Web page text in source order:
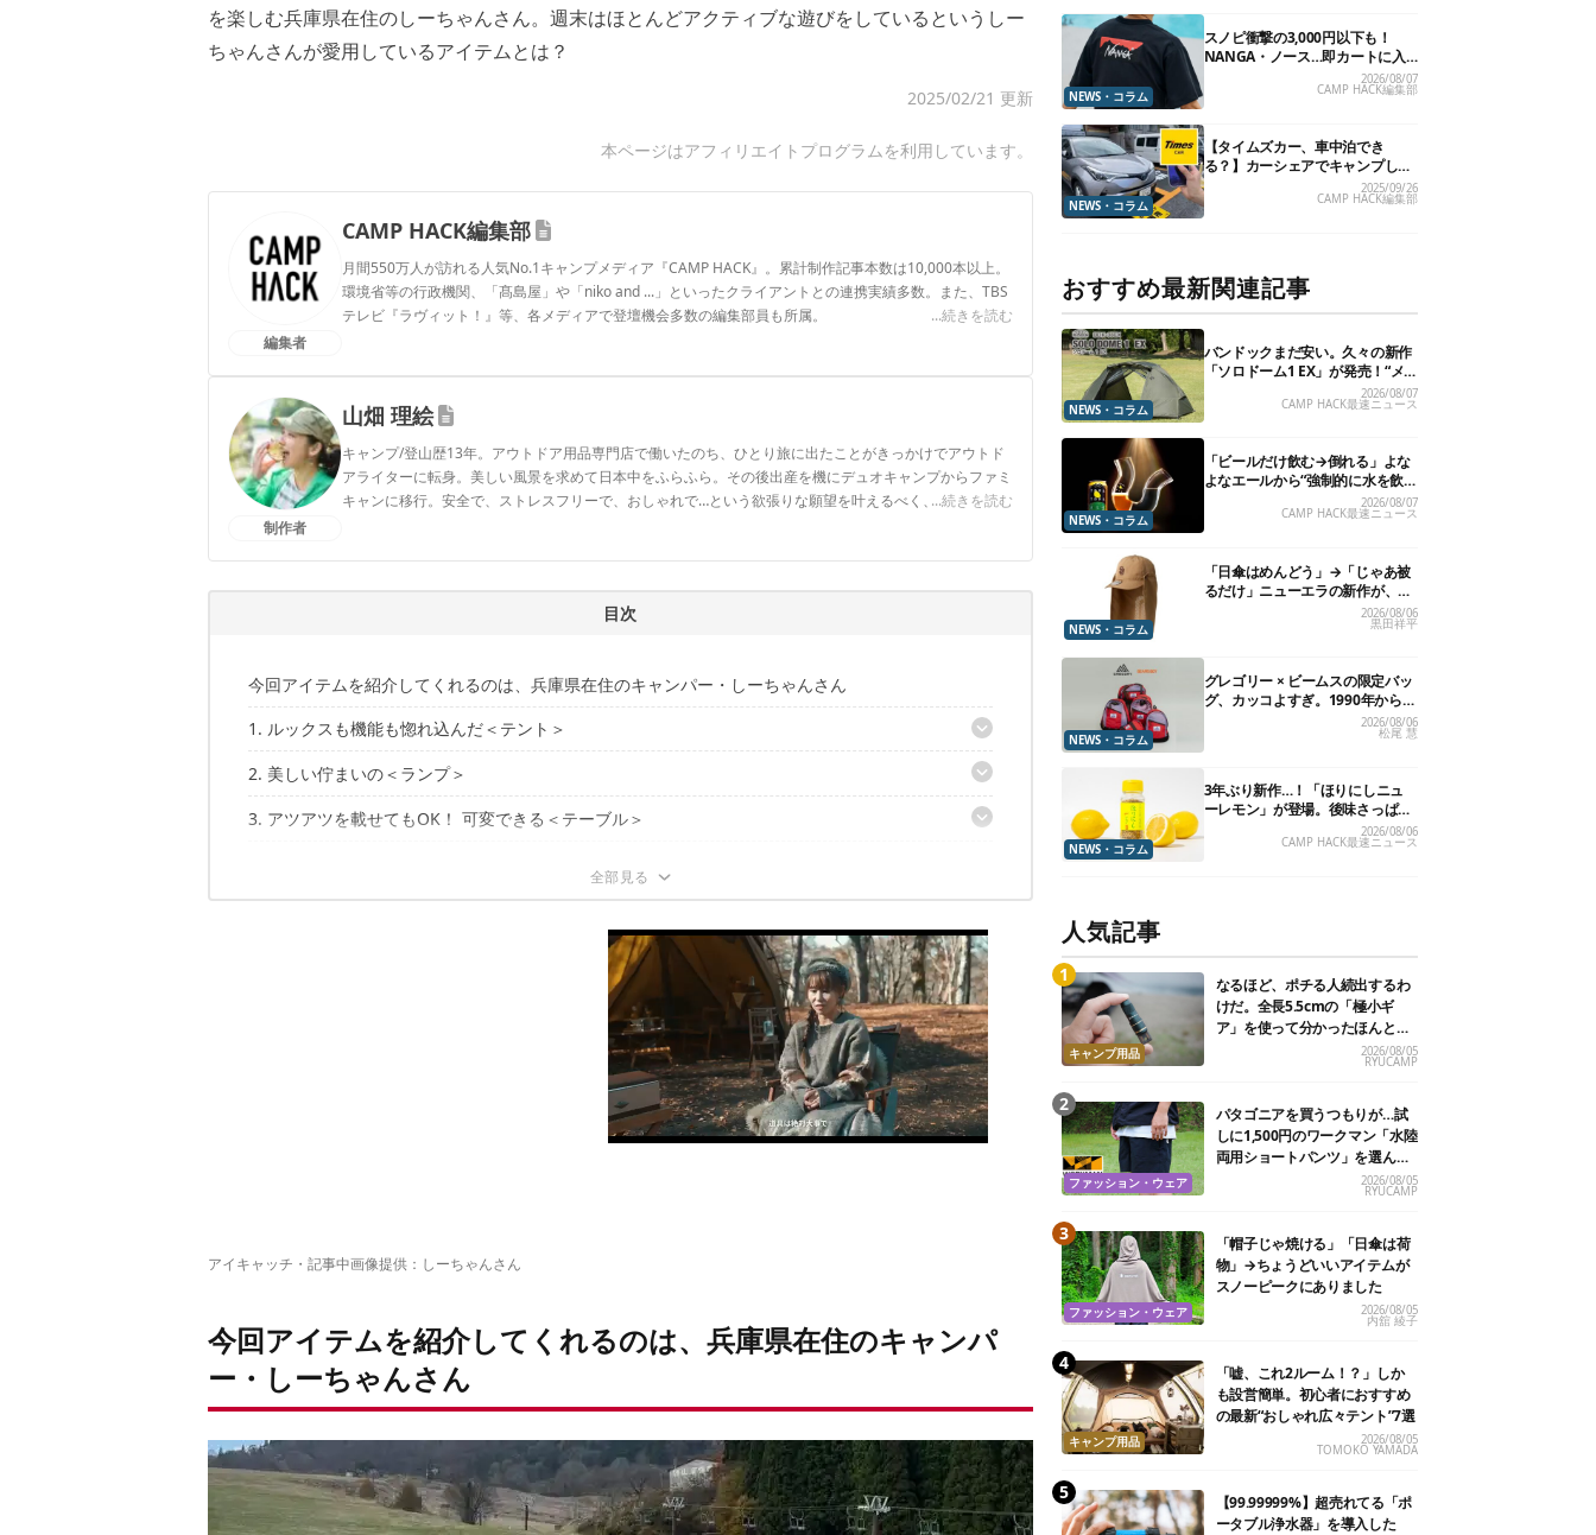
を楽しむ兵庫県在住のしーちゃんさん。週末はほとんどアクティブな遊びをしているというしー
ちゃんさんが愛用しているアイテムとは？
2025/02/21 更新
本ページはアフィリエイトプログラムを利用しています。
編集者
CAMP HACK編集部
月間550万人が訪れる人気No.1キャンプメディア『CAMP HACK』。累計制作記事本数は10,000本以上。
環境省等の行政機関、「髙島屋」や「niko and ...」といったクライアントとの連携実績多数。また、TBS
テレビ『ラヴィット！』等、各メディアで登壇機会多数の編集部員も所属。
...続きを読む
制作者
山畑 理絵
キャンプ/登山歴13年。アウトドア用品専門店で働いたのち、ひとり旅に出たことがきっかけでアウトド
アライターに転身。美しい風景を求めて日本中をふらふら。その後出産を機にデュオキャンプからファミ
キャンに移行。安全で、ストレスフリーで、おしゃれで…という欲張りな願望を叶えるべく、キャンプギ
...続きを読む
山畑 理絵のプロフィール
目次
今回アイテムを紹介してくれるのは、兵庫県在住のキャンパー・しーちゃんさん
1. ルックスも機能も惚れ込んだ＜テント＞
スプリングバー（旧カーカムス）「ファミリーキャンパー7」
2. 美しい佇まいの＜ランプ＞
カールスクローナ「ナイトランプ」
3. アツアツを載せてもOK！ 可変できる＜テーブル＞
テントファクトリー「スチールワークス フリー4セット880」
5、100点満点！ 文句なしの＜ウォータージャグ＞
コラプズ「コラプシブル2in1ウォーターキャリア＆バケツ」
アイキャッチ・記事中画像提供：しーちゃんさん
今回アイテムを紹介してくれるのは、兵庫県在住のキャンパ
ー・しーちゃんさん
NEWS・コラム
スノピ衝撃の3,000円以下も！
NANGA・ノース…即カートに入
れたいアウトドアな「値下げ夏
2026/08/07
CAMP HACK編集部
NEWS・コラム
【タイムズカー、車中泊でき
る？】カーシェアでキャンプした
いので、直接聞いてみました2025/09/26
CAMP HACK編集部
おすすめ最新関連記事
NEWS・コラム
バンドックまだ安い。久々の新作
「ソロドーム1 EX」が発売！“メ
ッシュインナー”だけでも使える
よ【防災も◎】
2026/08/07
CAMP HACK最速ニュース
NEWS・コラム
「ビールだけ飲む→倒れる」よな
よなエールから“強制的に水を飲
2026/08/07
CAMP HACK最速ニュース
NEWS・コラム
「日傘はめんどう」→「じゃあ被
るだけ」ニューエラの新作が、真
2026/08/06
黒田祥平
NEWS・コラム
グレゴリー × ビームスの限定バッ
グ、カッコよすぎ。1990年から“3
年のみ使用”されていた、紫タグ
2026/08/06
松尾 慧
NEWS・コラム
3年ぶり新作…！「ほりにしニュ
ーレモン」が登場。後味さっぱり
の万能スパイス！【8月21日発
2026/08/06
CAMP HACK最速ニュース
人気記事
キャンプ用品
なるほど、ポチる人続出するわ
けだ。全長5.5cmの「極小ギ
ア」を使って分かったほんとの
2026/08/05
RYUCAMP
ファッション・ウェア
パタゴニアを買うつもりが…試
しに1,500円のワークマン「水陸
両用ショートパンツ」を選んだ
2026/08/05
RYUCAMP
ファッション・ウェア
「帽子じゃ焼ける」「日傘は荷
物」→ちょうどいいアイテムが
スノーピークにありました
2026/08/05
内舘 綾子
キャンプ用品
「嘘、これ2ルーム！？」しか
も設営簡単。初心者におすすめ
の最新“おしゃれ広々テント”7選
2026/08/05
TOMOKO YAMADA
【99.99999%】超売れてる「ポ
ータブル浄水器」を導入した